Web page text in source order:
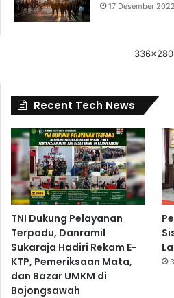
17 Desember 2022
336x280
Recent Tech News
TNI Dukung Pelayanan
Terpadu, Danramil
Sukaraja Hadiri Rekam E-
KTP, Pemeriksaan Mata,
dan Bazar UMKM di
Bojongsawah